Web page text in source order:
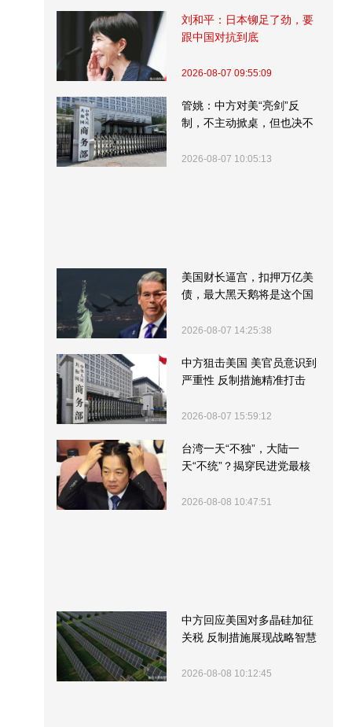
刘和平：日本铆足了劲，要
跟中国对抗到底
2026-08-07 09:55:09
管姚：中方对美“亮剑”反
制，不主动掀桌，但也决不
2026-08-07 10:05:13
美国财长逼宫，扣押万亿美
债，最大黑天鹅将是这个国
2026-08-07 14:25:38
中方狙击美国 美官员意识到
严重性 反制措施精准打击
2026-08-07 15:59:12
台湾一天“不独”，大陆一
天“不统”？揭穿民进党最核
2026-08-08 10:47:51
中方回应美国对多晶硅加征
关税 反制措施展现战略智慧
2026-08-08 10:12:45